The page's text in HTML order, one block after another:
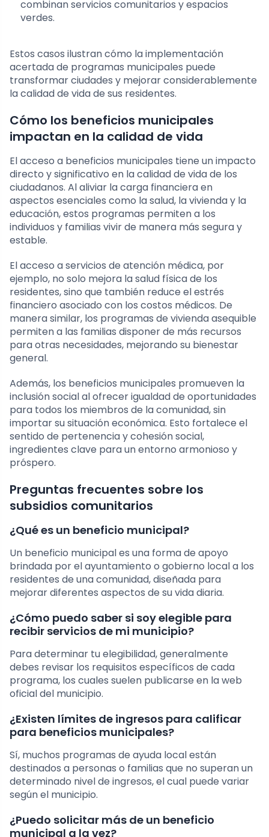
combinan servicios comunitarios y espacios
verdes.
Estos casos ilustran cómo la implementación
acertada de programas municipales puede
transformar ciudades y mejorar considerablemente
la calidad de vida de sus residentes.
Cómo los beneficios municipales
impactan en la calidad de vida
El acceso a beneficios municipales tiene un impacto
directo y significativo en la calidad de vida de los
ciudadanos. Al aliviar la carga financiera en
aspectos esenciales como la salud, la vivienda y la
educación, estos programas permiten a los
individuos y familias vivir de manera más segura y
estable.
El acceso a servicios de atención médica, por
ejemplo, no solo mejora la salud física de los
residentes, sino que también reduce el estrés
financiero asociado con los costos médicos. De
manera similar, los programas de vivienda asequible
permiten a las familias disponer de más recursos
para otras necesidades, mejorando su bienestar
general.
Además, los beneficios municipales promueven la
inclusión social al ofrecer igualdad de oportunidades
para todos los miembros de la comunidad, sin
importar su situación económica. Esto fortalece el
sentido de pertenencia y cohesión social,
ingredientes clave para un entorno armonioso y
próspero.
Preguntas frecuentes sobre los
subsidios comunitarios
¿Qué es un beneficio municipal?
Un beneficio municipal es una forma de apoyo
brindada por el ayuntamiento o gobierno local a los
residentes de una comunidad, diseñada para
mejorar diferentes aspectos de su vida diaria.
¿Cómo puedo saber si soy elegible para
recibir servicios de mi municipio?
Para determinar tu elegibilidad, generalmente
debes revisar los requisitos específicos de cada
programa, los cuales suelen publicarse en la web
oficial del municipio.
¿Existen límites de ingresos para calificar
para beneficios municipales?
Sí, muchos programas de ayuda local están
destinados a personas o familias que no superan un
determinado nivel de ingresos, el cual puede variar
según el municipio.
¿Puedo solicitar más de un beneficio
municipal a la vez?